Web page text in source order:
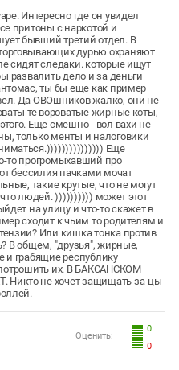
Интересно где он увидел
притоны с наркотой и
бывший третий отдел. В
дурью охраняют
сидят следаки. которые ищут
развалить дело и за деньги
ты бы еще как пример
Да ОВОшников жалко, они не
те вороватые жирные коты,
Еще смешно - вол вахи не
только менты и налоговики
Еще
то прогромыхавший про
бессилия пачками мочат
такие крутые, что не могут
людей. )))))))))) может этот
на улицу и что-то скажет в
сходит к чьим то родителям и
Или кишка тонка против
В общем, "друзья", жирные,
и грабящие республику
их. В БАКСАНСКОМ
не хочет защищать за-цы
0
0
Оценить: